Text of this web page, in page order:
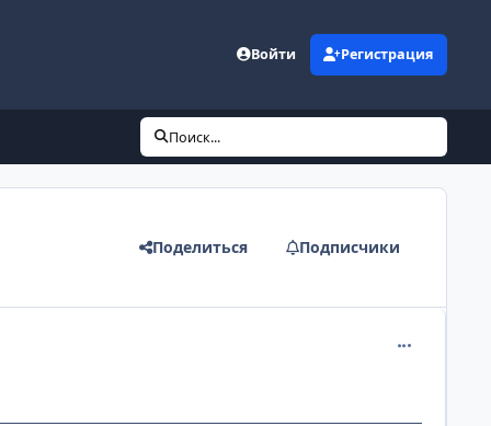
Войти Регистрация
Поиск...
Поделиться Подписчики